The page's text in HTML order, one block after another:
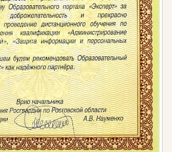
к наложению штрафов:
лиц — от 1 до 5 тысяч рублей
деятельность без
лица — от 1 до 5
лиц — от 30 до 50 тысяч